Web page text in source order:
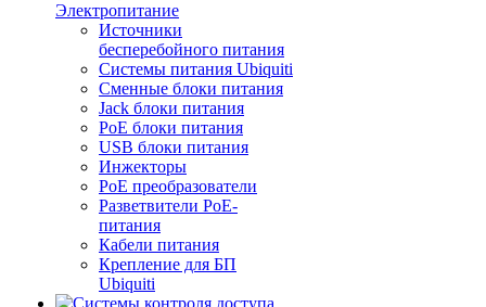
Электропитание
Источники
бесперебойного питания
Системы питания Ubiquiti
Сменные блоки питания
Jack блоки питания
PoE блоки питания
USB блоки питания
Инжекторы
PoE преобразователи
Разветвители PoE-
питания
Кабели питания
Крепление для БП
Ubiquiti